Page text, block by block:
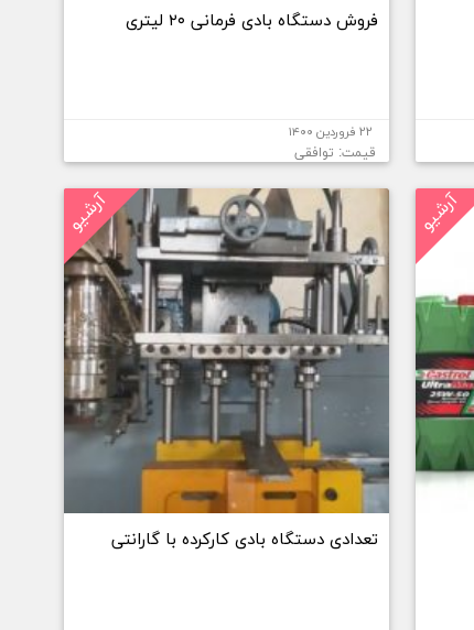
فروش دستگاه بادی فرمانی ۲۰ لیتری
۲۲ فروردین ۱۴۰۰
قیمت: توافقی
آرشیو آرشیو
تعدادی دستگاه بادی کارکرده با گارانتی